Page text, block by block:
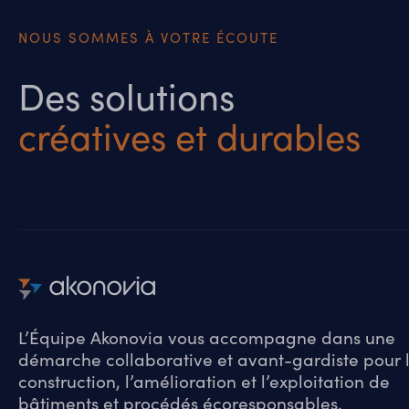
NOUS SOMMES À VOTRE ÉCOUTE
Des solutions
créatives et durables
L’Équipe Akonovia vous accompagne dans une
démarche collaborative et avant-gardiste pour
construction, l’amélioration et l’exploitation de
bâtiments et procédés écoresponsables.